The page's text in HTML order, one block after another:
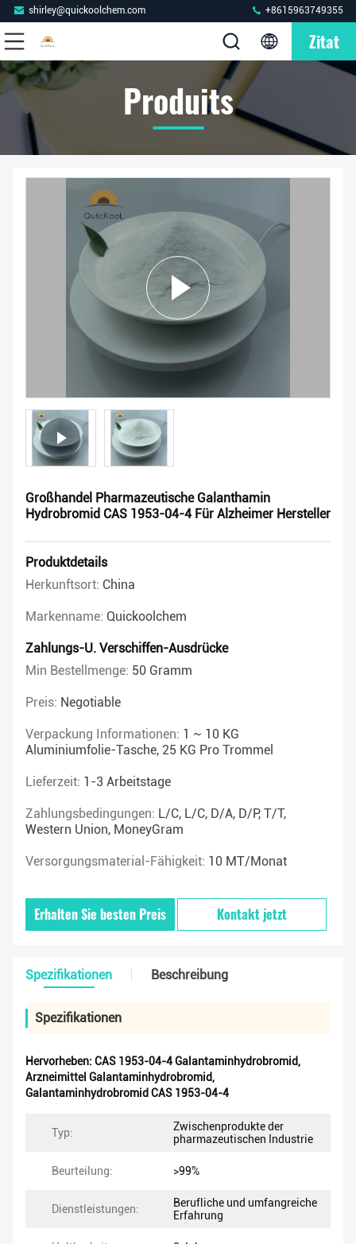
shirley@quickoolchem.com +8615963749355
Zitat
Produits
Großhandel Pharmazeutische Galanthamin
Hydrobromid CAS 1953-04-4 Für Alzheimer Hersteller
Produktdetails
Herkunftsort: China
Markenname: Quickoolchem
Zahlungs-U. Verschiffen-Ausdrücke
Min Bestellmenge: 50 Gramm
Preis: Negotiable
Verpackung Informationen: 1 ~ 10 KG
Aluminiumfolie-Tasche, 25 KG Pro Trommel
Lieferzeit: 1-3 Arbeitstage
Zahlungsbedingungen: L/C, L/C, D/A, D/P, T/T,
Western Union, MoneyGram
Versorgungsmaterial-Fähigkeit: 10 MT/Monat
Erhalten Sie besten Preis Kontakt jetzt
Spezifikationen Beschreibung
Spezifikationen
Hervorheben: CAS 1953-04-4 Galantaminhydrobromid,
Arzneimittel Galantaminhydrobromid,
Galantaminhydrobromid CAS 1953-04-4
Typ:
Zwischenprodukte der
pharmazeutischen Industrie
Beurteilung: >99%
Dienstleistungen:
Berufliche und umfangreiche
Erfahrung